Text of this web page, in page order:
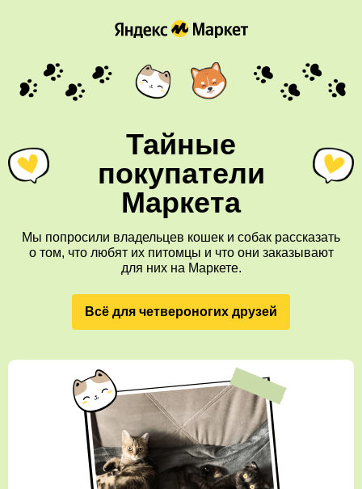
Тайные
покупатели
Маркета
Мы попросили владельцев кошек и собак рассказать
о том, что любят их питомцы и что они заказывают
для них на Маркете.
Всё для четвероногих друзей